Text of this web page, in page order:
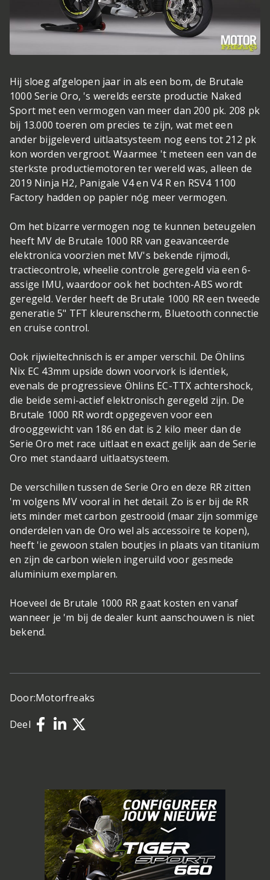
Hij sloeg afgelopen jaar in als een bom, de Brutale
1000 Serie Oro, 's werelds eerste productie Naked
Sport met een vermogen van meer dan 200 pk. 208 pk
bij 13.000 toeren om precies te zijn, wat met een
ander bijgeleverd uitlaatsysteem nog eens tot 212 pk
kon worden vergroot. Waarmee 't meteen een van de
sterkste productiemotoren ter wereld was, alleen de
2019 Ninja H2, Panigale V4 en V4 R en RSV4 1100
Factory hadden op papier nóg meer vermogen.
Om het bizarre vermogen nog te kunnen beteugelen
heeft MV de Brutale 1000 RR van geavanceerde
elektronica voorzien met MV's bekende rijmodi,
tractiecontrole, wheelie controle geregeld via een 6-
assige IMU, waardoor ook het bochten-ABS wordt
geregeld. Verder heeft de Brutale 1000 RR een tweede
generatie 5" TFT kleurenscherm, Bluetooth connectie
en cruise control.
Ook rijwieltechnisch is er amper verschil. De Öhlins
Nix EC 43mm upside down voorvork is identiek,
evenals de progressieve Öhlins EC-TTX achtershock,
die beide semi-actief elektronisch geregeld zijn. De
Brutale 1000 RR wordt opgegeven voor een
drooggewicht van 186 en dat is 2 kilo meer dan de
Serie Oro met race uitlaat en exact gelijk aan de Serie
Oro met standaard uitlaatsysteem.
De verschillen tussen de Serie Oro en deze RR zitten
'm volgens MV vooral in het detail. Zo is er bij de RR
iets minder met carbon gestrooid (maar zijn sommige
onderdelen van de Oro wel als accessoire te kopen),
heeft 'ie gewoon stalen boutjes in plaats van titanium
en zijn de carbon wielen ingeruild voor gesmede
aluminium exemplaren.
Hoeveel de Brutale 1000 RR gaat kosten en vanaf
wanneer je 'm bij de dealer kunt aanschouwen is niet
bekend.
Door:Motorfreaks
Deel